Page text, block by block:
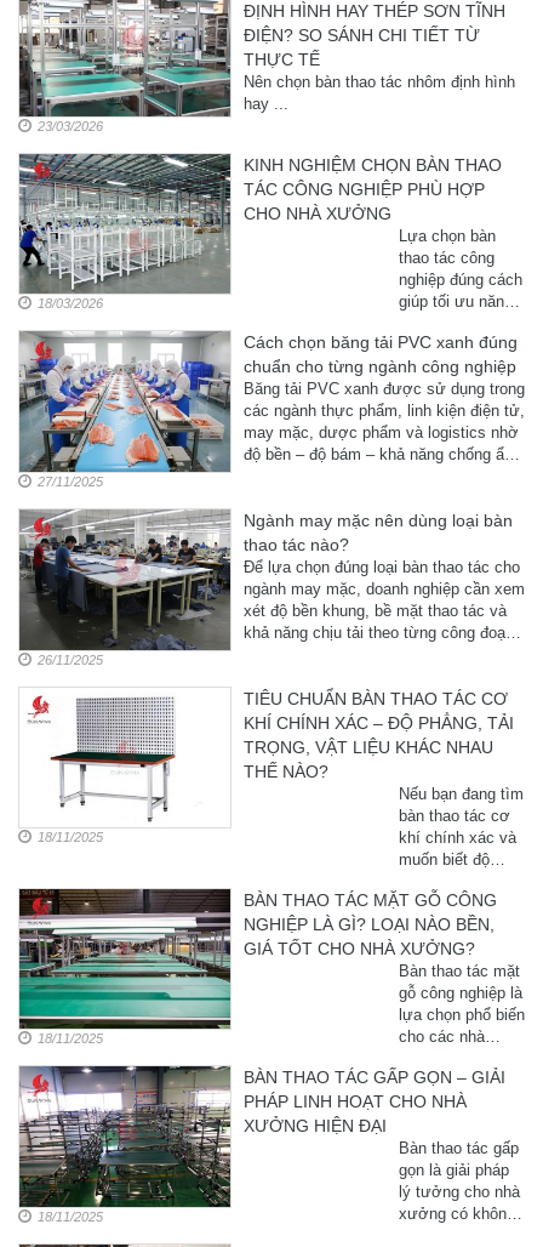
thước công thái
học phù hợp
liệu bền (nhôm
ĐỊNH HÌNH HAY THÉP SƠN TĨNH
ĐIỆN? SO SÁNH CHI TIẾT TỪ
THỰC TẾ
23/03/2026
Nên chọn bàn thao tác nhôm định hình
hay ...
KINH NGHIỆM CHỌN BÀN THAO
TÁC CÔNG NGHIỆP PHÙ HỢP
CHO NHÀ XƯỞNG
18/03/2026
Lựa chọn bàn
thao tác công
nghiệp đúng cách
giúp tối ưu năng
phí và đảm bảo
an toàn trong sản
xuất.
Cách chọn băng tải PVC xanh đúng
chuẩn cho từng ngành công nghiệp
27/11/2025
Băng tải PVC xanh được sử dụng trong
các ngành thực phẩm, linh kiện điện tử,
may mặc, dược phẩm và logistics nhờ
độ bền – độ bám – khả năng chống ẩm
Ngành may mặc nên dùng loại bàn
thao tác nào?
26/11/2025
Để lựa chọn đúng loại bàn thao tác cho
ngành may mặc, doanh nghiệp cần xem
xét độ bền khung, bề mặt thao tác và
khả năng chịu tải theo từng công đoạn
TIÊU CHUẨN BÀN THAO TÁC CƠ
KHÍ CHÍNH XÁC – ĐỘ PHẲNG, TẢI
TRỌNG, VẬT LIỆU KHÁC NHAU
THẾ NÀO?
18/11/2025
Nếu bạn đang tìm
bàn thao tác cơ
khí chính xác và
muốn biết độ
– vật liệu khác
nhau như thế nào
thì câu trả lời
là: đây chính là
ba yếu tố quyết
định khả năng
vận hành ...
BÀN THAO TÁC MẶT GỖ CÔNG
NGHIỆP LÀ GÌ? LOẠI NÀO BỀN,
GIÁ TỐT CHO NHÀ XƯỞNG?
18/11/2025
Bàn thao tác mặt
gỗ công nghiệp là
lựa chọn phổ biến
cho các nhà
phí hợp lý, dễ lắp
đặt và bảo trì.
nghiệp bền, chịu
lực tốt, thích hợp
cho các công
đoạn lắp ráp,
BÀN THAO TÁC GẤP GỌN – GIẢI
PHÁP LINH HOẠT CHO NHÀ
XƯỞNG HIỆN ĐẠI
18/11/2025
Bàn thao tác gấp
gọn là giải pháp
lý tưởng cho nhà
xưởng có không